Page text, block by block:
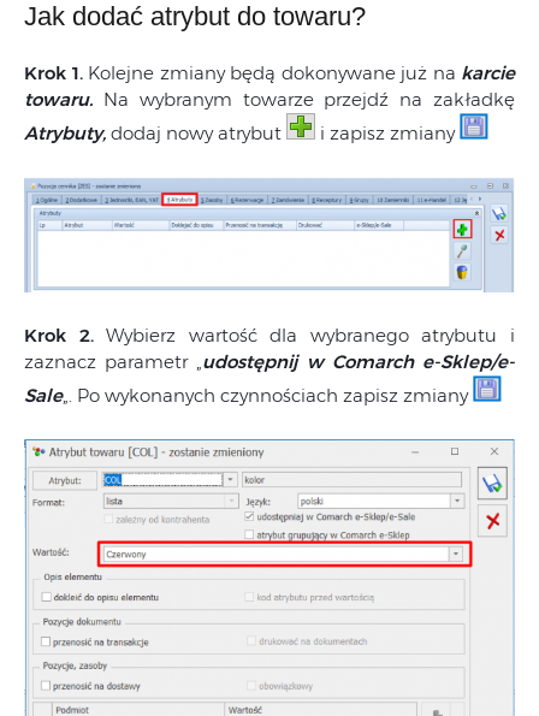
Jak dodać atrybut do towaru?
Krok 1.Kolejne zmiany będą dokonywane już na karcie
towaru. Na wybranym towarze przejdź na zakładkę
Atrybuty, dodaj nowy atrybut i zapisz zmiany
Krok 2.Wybierz wartość dla wybranego atrybutu i
zaznacz parametr „udostępnij w Comarch e-Sklep/e-
Sale„. Po wykonanych czynnościach zapisz zmiany